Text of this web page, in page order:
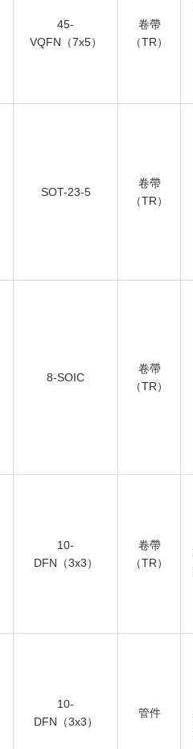
45-
VQFN（7x5）
卷帶
（TR）
SOT-23-5
卷帶
（TR）
8-SOIC
卷帶
（TR）
10-
DFN（3x3）
卷帶
（TR）
10-
DFN（3x3）
管件